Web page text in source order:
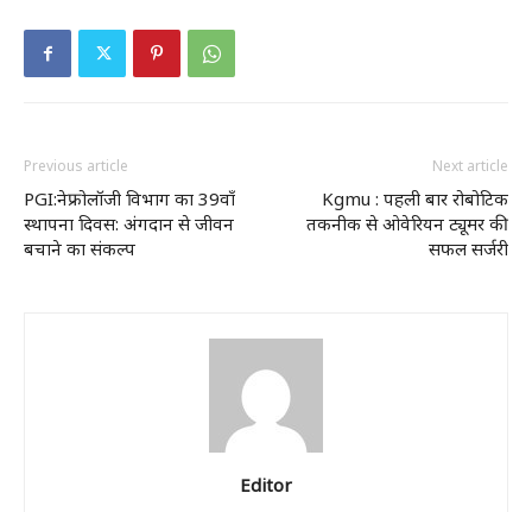
Previous article
PGI:नेफ्रोलॉजी विभाग का 39वाँ
स्थापना दिवस: अंगदान से जीवन
बचाने का संकल्प
Next article
Kgmu : पहली बार रोबोटिक
तकनीक से ओवेरियन ट्यूमर की
सफल सर्जरी
Editor